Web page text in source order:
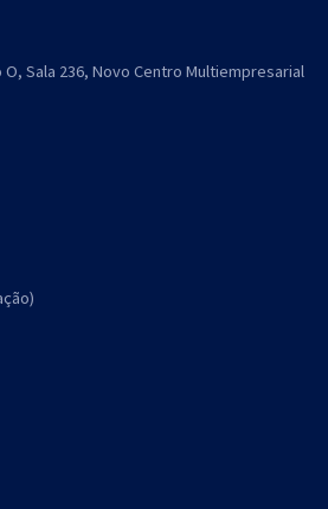
O, Sala 236, Novo Centro Multiempresarial